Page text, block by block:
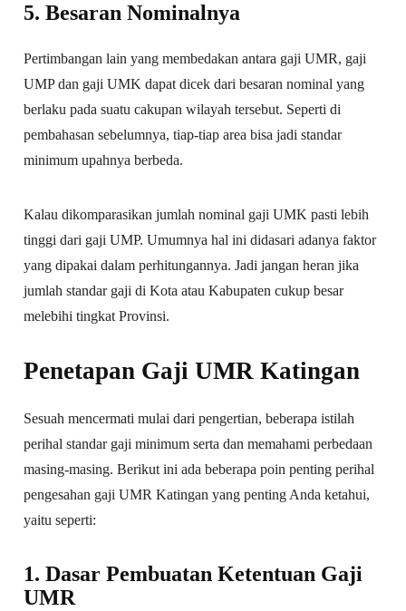
5. Besaran Nominalnya
Pertimbangan lain yang membedakan antara gaji UMR, gaji
UMP dan gaji UMK dapat dicek dari besaran nominal yang
berlaku pada suatu cakupan wilayah tersebut. Seperti di
pembahasan sebelumnya, tiap-tiap area bisa jadi standar
minimum upahnya berbeda.
Kalau dikomparasikan jumlah nominal gaji UMK pasti lebih
tinggi dari gaji UMP. Umumnya hal ini didasari adanya faktor
yang dipakai dalam perhitungannya. Jadi jangan heran jika
jumlah standar gaji di Kota atau Kabupaten cukup besar
melebihi tingkat Provinsi.
Penetapan Gaji UMR Katingan
Sesuah mencermati mulai dari pengertian, beberapa istilah
perihal standar gaji minimum serta dan memahami perbedaan
masing-masing. Berikut ini ada beberapa poin penting perihal
pengesahan gaji UMR Katingan yang penting Anda ketahui,
yaitu seperti:
1. Dasar Pembuatan Ketentuan Gaji
UMR